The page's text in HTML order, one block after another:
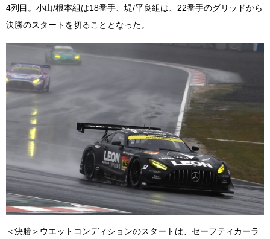
4列目。小山/根本組は18番手、堤/平良組は、22番手のグリッドから
決勝のスタートを切ることとなった。
＜決勝＞ウエットコンディションのスタートは、セーフティカーラ